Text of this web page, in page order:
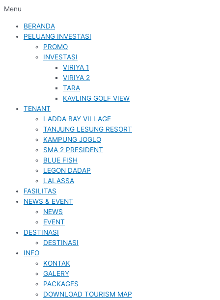
Menu
BERANDA
PELUANG INVESTASI
PROMO
INVESTASI
VIRIYA 1
VIRIYA 2
TARA
KAVLING GOLF VIEW
TENANT
LADDA BAY VILLAGE
TANJUNG LESUNG RESORT
KAMPUNG JOGLO
SMA 2 PRESIDENT
BLUE FISH
LEGON DADAP
LALASSA
FASILITAS
NEWS & EVENT
NEWS
EVENT
DESTINASI
DESTINASI
INFO
KONTAK
GALERY
PACKAGES
DOWNLOAD TOURISM MAP